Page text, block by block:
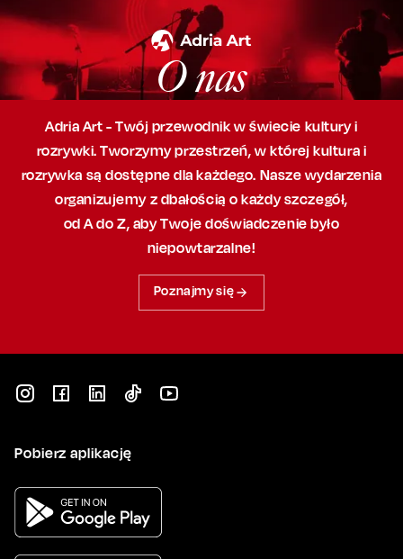
O nas
Adria Art - Twój przewodnik w świecie kultury i
rozrywki. Tworzymy przestrzeń,w której kultura i
rozrywka są dostępne dla każdego. Nasze wydarzenia
organizujemy z dbałością o każdy szczegół,
od A do Z, abyTwoje doświadczenie było
niepowtarzalne!
Poznajmy się
Pobierz aplikację